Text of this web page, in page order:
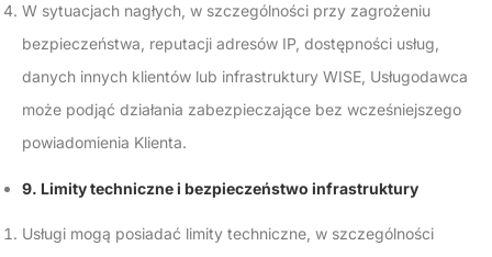
W sytuacjach nagłych, w szczególności przy zagrożeniu
bezpieczeństwa, reputacji adresów IP, dostępności usług,
danych innych klientów lub infrastruktury WISE, Usługodawca
może podjąć działania zabezpieczające bez wcześniejszego
powiadomienia Klienta.
9. Limity techniczne i bezpieczeństwo infrastruktury
Usługi mogą posiadać limity techniczne, w szczególności